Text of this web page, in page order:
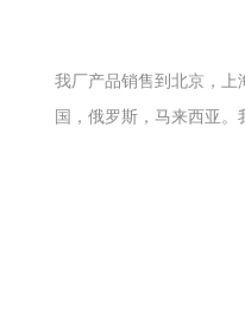
我厂产品销售到北京，上
国，俄罗斯，马来西亚。